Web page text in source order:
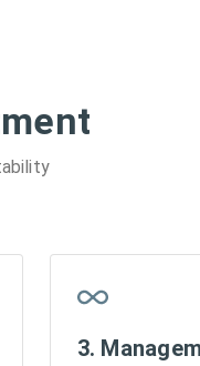
3.